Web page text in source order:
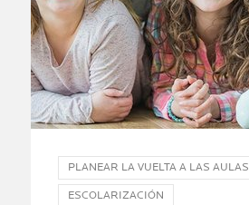
PLANEAR LA VUELTA A LAS AULAS
ESCOLARIZACIÓN